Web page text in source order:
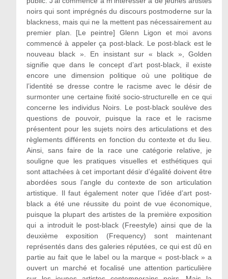
noirs qui sont imprégnés du discours postmoderne sur la
blackness, mais qui ne la mettent pas nécessairement au
premier plan. [Le peintre] Glenn Ligon et moi avons
commencé à appeler ça post-black. Le post‑black est le
nouveau black ». En insistant sur « black », Golden
signifie que dans le concept d’art post-black, il existe
encore une dimension politique où une politique de
l’identité se dresse contre le racisme avec le désir de
surmonter une certaine fixité socio‑structurelle en ce qui
concerne les individus Noirs. Le post-black soulève des
questions de pouvoir, puisque la race et le racisme
présentent pour les sujets noirs des articulations et des
règlements différents en fonction du contexte et du lieu.
Ainsi, sans faire de la race une catégorie relative, je
souligne que les pratiques visuelles et esthétiques qui
sont attachées à cet important désir d’égalité doivent être
abordées sous l’angle du contexte de son articulation
artistique. Il faut également noter que l’idée d’art post-
black a été une réussite du point de vue économique,
puisque la plupart des artistes de la première exposition
qui a introduit le post-black (Freestyle) ainsi que de la
deuxième exposition (Frequency) sont maintenant
représentés dans des galeries réputées, ce qui est dû en
partie au fait que le label ou la marque « post‑black » a
ouvert un marché et focalisé une attention particulière